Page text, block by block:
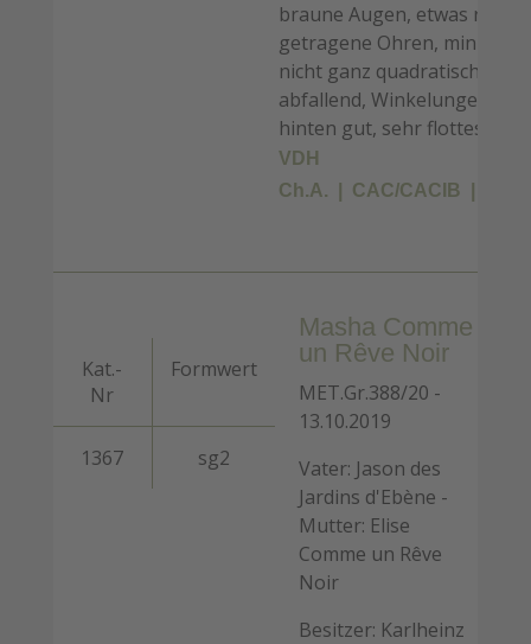
braune Augen, etwas rund,
getragene Ohren,
nicht ganz quadratisch,
abfallend, Winkelungen
hinten gut, sehr flottes
VDH
Ch.A.
CAC/CACIB
Kat.-
Nr
Formwert
1367 sg2
Masha Comme
un Rêve Noir
MET.Gr.388/20 -
13.10.2019
Vater: Jason des
Jardins d'Ebène -
Mutter: Elise
Comme un Rêve
Noir
Besitzer: Karlheinz